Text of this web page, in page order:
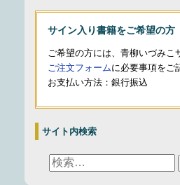
サイン入り書籍をご希望の方
ご希望の方には、青柳いづみ
ご注文フォームに必要事項をご
お支払い方法：銀行振込
サイト内検索